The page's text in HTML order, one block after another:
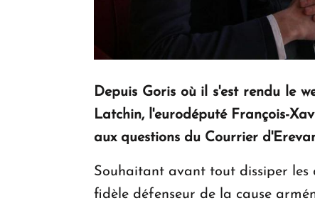
Depuis Goris où il s'est rendu le
Latchin, l'eurodéputé François-
aux questions du Courrier
Souhaitant avant tout dissiper les
fidèle défenseur de la cause